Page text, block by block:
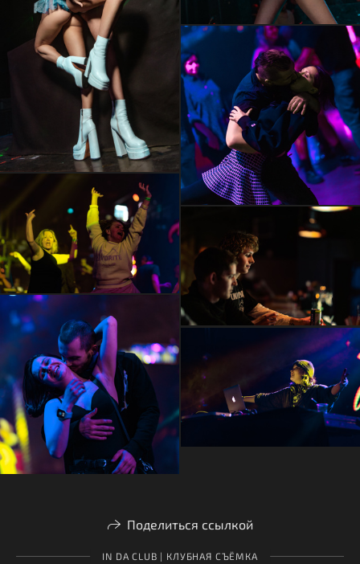
Поделиться ссылкой
IN DA CLUB | КЛУБНАЯ СЪЁМКА